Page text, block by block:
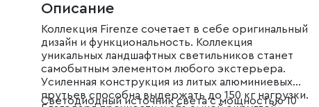
Описание
Коллекция Firenze сочетает в себе оригинальный
дизайн и функциональность. Коллекция
уникальных ландшафтных светильников станет
самобытным элементом любого экстерьера.
Усиленная конструкция из литых алюминиевых
прутьев способна выдержать до 150 кг нагрузки.
Светодиодный источник света с мощностью 10